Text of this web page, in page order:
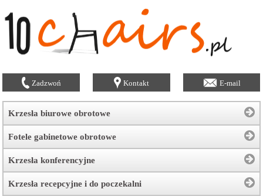
Zadzwoń Kontakt E-mail
Krzesła biurowe obrotowe
Fotele gabinetowe obrotowe
Krzesła konferencyjne
Krzesła recepcyjne i do poczekalni